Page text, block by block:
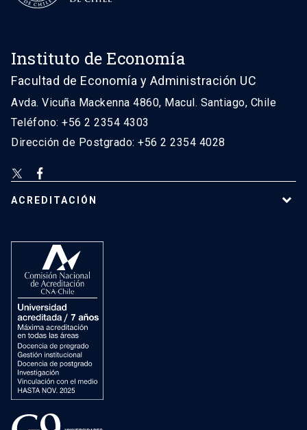
Instituto de Economía
Facultad de Economía y Administración UC
Avda. Vicuña Mackenna 4860, Macul. Santiago, Chile
Teléfono: +56 2 2354 4303
Dirección de Postgrado: +56 2 2354 4028
ACREDITACIÓN